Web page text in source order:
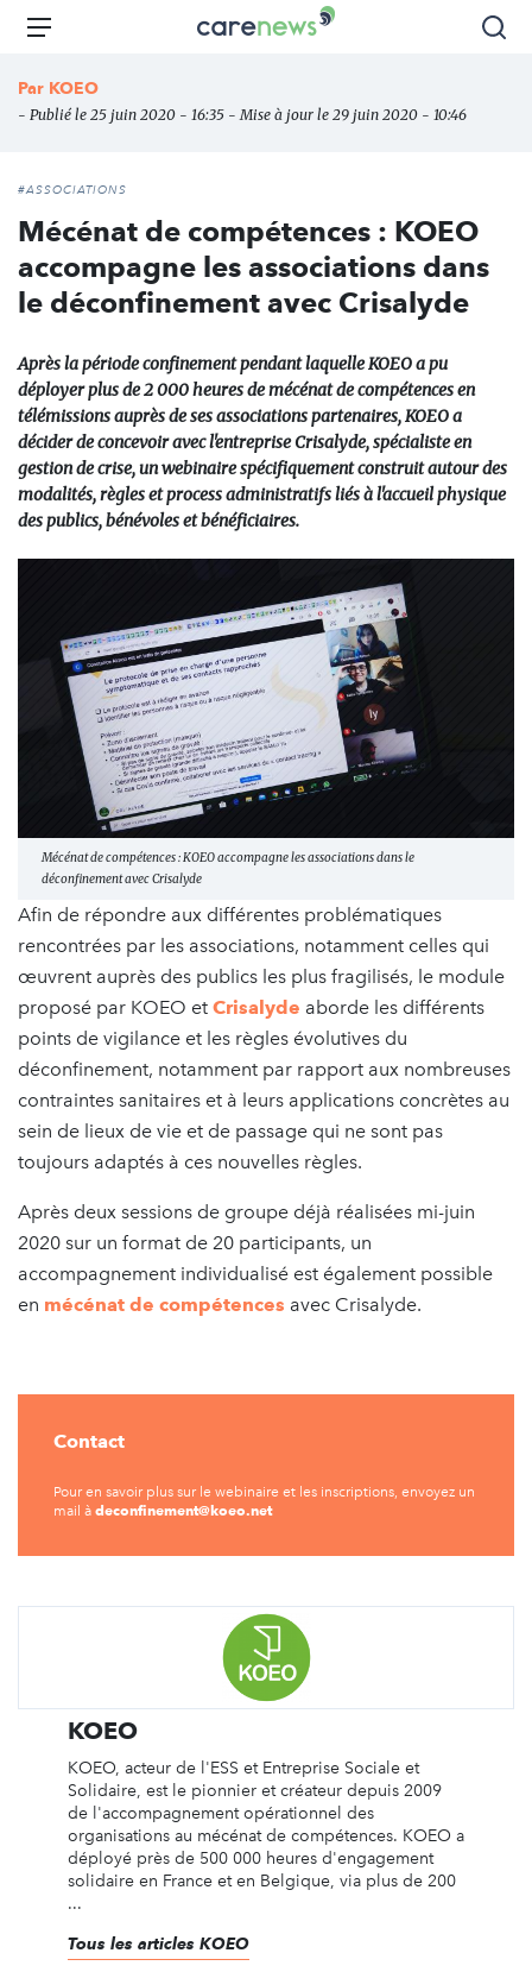
Aller
principal
Carenews,
des
Menu
Par KOEO
- Publié le 25 juin 2020 - 16:35 - Mise à jour le 29 juin 2020 - 10:46
#ASSOCIATIONS
Mécénat de compétences : KOEO
accompagne les associations dans
le déconfinement avec Crisalyde
Après la période confinement pendant laquelle KOEO a pu
déployer plus de 2 000 heures de mécénat de compétences en
télémissions auprès de ses associations partenaires, KOEO a
décider de concevoir avec l'entreprise Crisalyde, spécialiste en
gestion de crise, un webinaire spécifiquement construit autour des
modalités, règles et process administratifs liés à l'accueil physique
des publics, bénévoles et bénéficiaires.
Mécénat de compétences : KOEO accompagne les associations dans le
déconfinement avec Crisalyde
Afin de répondre aux différentes problématiques
rencontrées par les associations, notamment celles qui
œuvrent auprès des publics les plus fragilisés, le module
proposé par KOEO et Crisalyde aborde les différents
points de vigilance et les règles évolutives du
déconfinement, notamment par rapport aux nombreuses
contraintes sanitaires et à leurs applications concrètes au
sein de lieux de vie et de passage qui ne sont pas
toujours adaptés à ces nouvelles règles.
Après deux sessions de groupe déjà réalisées mi-juin
2020 sur un format de 20 participants, un
accompagnement individualisé est également possible
en mécénat de compétences avec Crisalyde.
Contact
Pour en savoir plus sur le webinaire et les inscriptions, envoyez un
mail à deconfinement@koeo.net
KOEO
KOEO, acteur de l'ESS et Entreprise Sociale et
Solidaire, est le pionnier et créateur depuis 2009
de l'accompagnement opérationnel des
organisations au mécénat de compétences. KOEO a
déployé près de 500 000 heures d'engagement
solidaire en France et en Belgique, via plus de 200
...
Tous les articles KOEO